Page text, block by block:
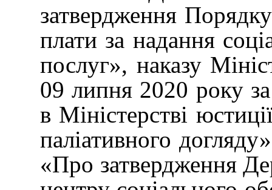
затвердження
плати за надання
послуг», наказу
09 липня 2020 року
в Міністерстві
паліативного
«Про затвердження